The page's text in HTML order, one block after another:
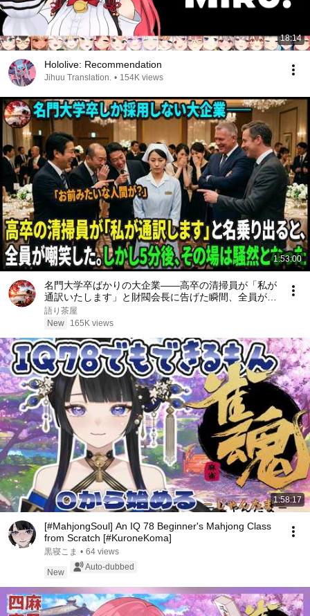
18:14
Hololive: Recommendation
Jihuu Translation. • 154K views
1:53:00
名門大学卒ばかりの大企業――高卒の清掃員が「私が
通訳いたします」と財閥会長に告げた瞬間、全員が嘲
笑した。しかし5分後、その場は静まり返った。#動
エピソード#老後の物語 #家族の物語
語り茶屋
New
165K views
1:58:17
[#MahjongSoul] An IQ 78 Beginner's Mahjong Class
from Scratch [#KuroneKoma]
黒寝こま • 64 views
New
Auto-dubbed